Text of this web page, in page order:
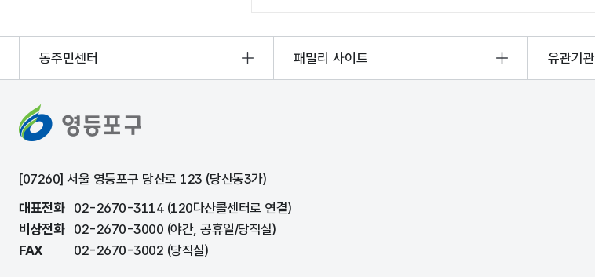
동주민센터 패밀리 사이트 유관기관
[07260] 서울 영등포구 당산로 123 (당산동3가)
대표전화
02-2670-3114 (120다산콜센터로 연결)
비상전화
02-2670-3000 (야간, 공휴일/당직실)
FAX
02-2670-3002 (당직실)